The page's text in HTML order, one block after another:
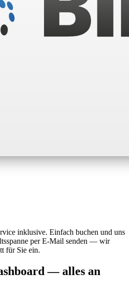
inklusive. Einfach buchen und uns
per E-Mail senden — wir
für Sie ein.
— alles an